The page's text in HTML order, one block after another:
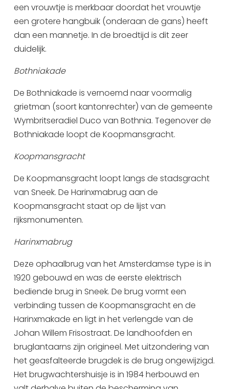
een vrouwtje is merkbaar doordat het vrouwtje
een grotere hangbuik (onderaan de gans) heeft
dan een mannetje. In de broedtijd is dit zeer
duidelijk.
Bothniakade
De Bothniakade is vernoemd naar voormalig
grietman (soort kantonrechter) van de gemeente
Wymbritseradiel Duco van Bothnia. Tegenover de
Bothniakade loopt de Koopmansgracht.
Koopmansgracht
De Koopmansgracht loopt langs de stadsgracht
van Sneek. De Harinxmabrug aan de
Koopmansgracht staat op de lijst van
rijksmonumenten.
Harinxmabrug
Deze ophaalbrug van het Amsterdamse type is in
1920 gebouwd en was de eerste elektrisch
bediende brug in Sneek. De brug vormt een
verbinding tussen de Koopmansgracht en de
Harinxmakade en ligt in het verlengde van de
Johan Willem Frisostraat. De landhoofden en
bruglantaarns zijn origineel. Met uitzondering van
het geasfalteerde brugdek is de brug ongewijzigd.
Het brugwachtershuisje is in 1984 herbouwd en